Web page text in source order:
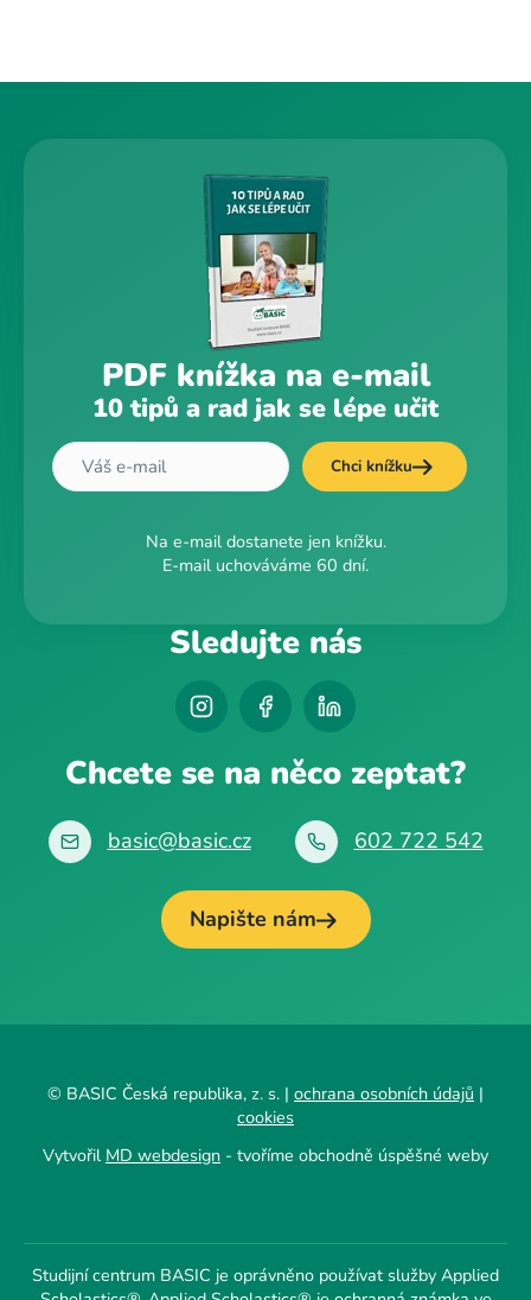
PDF knížka na e-mail
10 tipů a rad jak se lépe učit
Chci knížku
Na e-mail dostanete jen knížku.
E-mail uchováváme 60 dní.
Sledujte nás
Chcete se na něco zeptat?
basic@basic.cz 602 722 542
Napište nám
© BASIC Česká republika, z. s. | ochrana osobních údajů |
cookies
Vytvořil MD webdesign - tvoříme obchodně úspěšné weby
Studijní centrum BASIC je oprávněno používat služby Applied